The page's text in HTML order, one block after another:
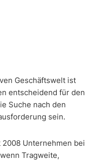
Geschäftswelt ist
entscheidend für den
Suche nach den
sein.
Unternehmen bei
Tragweite,